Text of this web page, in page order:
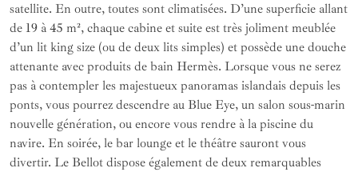
satellite. En outre, toutes sont climatisées. D’une superficie allant
de 19 à 45 m², chaque cabine et suite est très joliment meublée
d’un lit king size (ou de deux lits simples) et possède une douche
attenante avec produits de bain Hermès. Lorsque vous ne serez
pas à contempler les majestueux panoramas islandais depuis les
ponts, vous pourrez descendre au Blue Eye, un salon sous-marin
nouvelle génération, ou encore vous rendre à la piscine du
navire. En soirée, le bar lounge et le théâtre sauront vous
divertir. Le Bellot dispose également de deux remarquables